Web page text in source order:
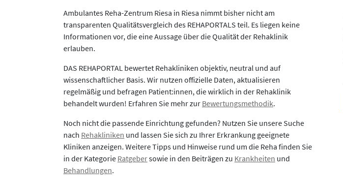
Ambulantes Reha-Zentrum Riesa in Riesa nimmt bisher nicht am
transparenten Qualitätsvergleich des REHAPORTALS teil. Es liegen keine
Informationen vor, die eine Aussage über die Qualität der Rehaklinik
erlauben.
DAS REHAPORTAL bewertet Rehakliniken objektiv, neutral und auf
wissenschaftlicher Basis. Wir nutzen offizielle Daten, aktualisieren
regelmäßig und befragen Patient:innen, die wirklich in der Rehaklinik
behandelt wurden! Erfahren Sie mehr zur Bewertungsmethodik.
Noch nicht die passende Einrichtung gefunden? Nutzen Sie unsere Suche
nach Rehakliniken und lassen Sie sich zu Ihrer Erkrankung geeignete
Kliniken anzeigen. Weitere Tipps und Hinweise rund um die Reha finden Sie
in der Kategorie Ratgebersowie in den Beiträgen zu Krankheiten und
Behandlungen.